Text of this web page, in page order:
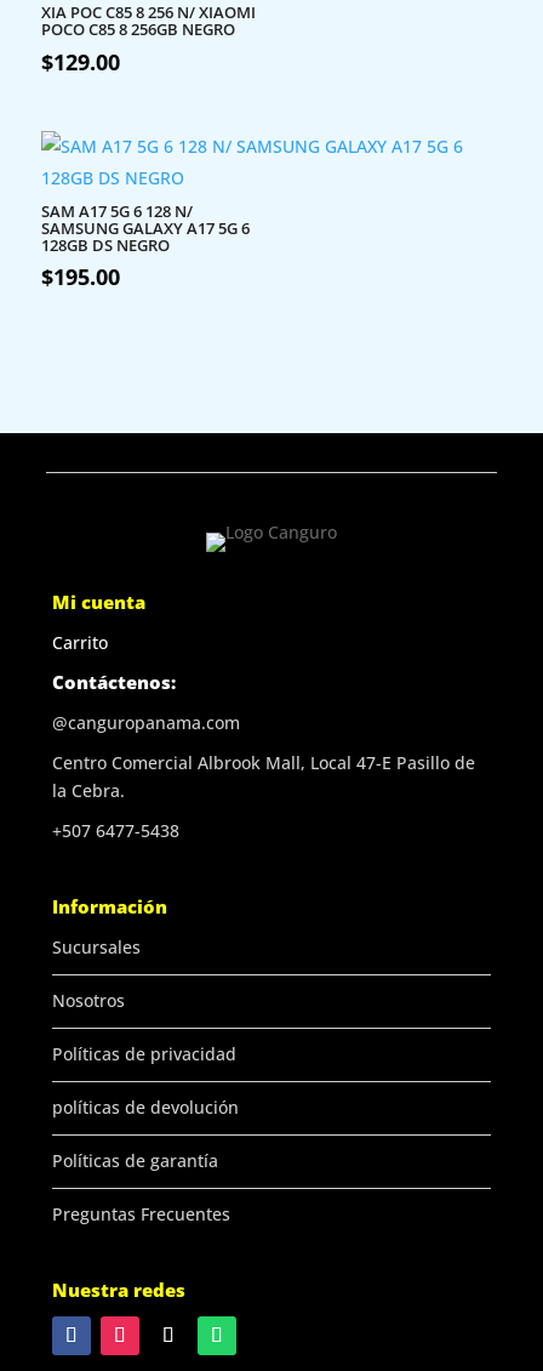
XIA POC C85 8 256 N/ XIAOMI
POCO C85 8 256GB NEGRO
$129.00
SAM A17 5G 6 128 N/
SAMSUNG GALAXY A17 5G 6
128GB DS NEGRO
$195.00
Mi cuenta
Carrito
Contáctenos:
@canguropanama.com
Centro Comercial Albrook Mall, Local 47-E Pasillo de
la Cebra.
+507 6477-5438
Información
Sucursales
Nosotros
Políticas de privacidad
políticas de devolución
Políticas de garantía
Preguntas Frecuentes
Nuestra redes